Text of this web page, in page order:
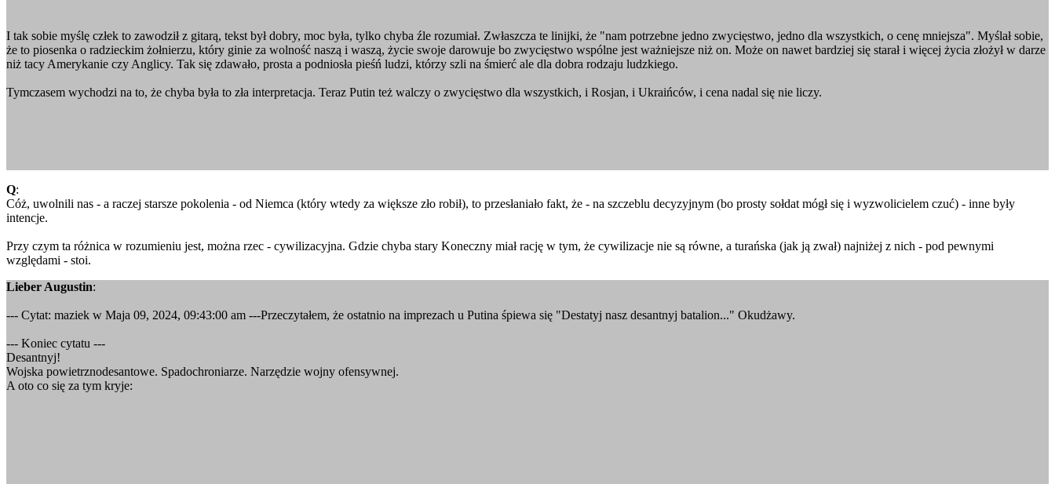
I tak sobie myślę człek to zawodził z gitarą, tekst był dobry, moc była, tylko chyba źle rozumiał. Zwłaszcza te linijki, że "nam potrzebne jedno zwycięstwo, jedno dla wszystkich, o cenę mniejsza". Myślał sobie,
że to piosenka o radzieckim żołnierzu, który ginie za wolność naszą i waszą, życie swoje darowuje bo zwycięstwo wspólne jest ważniejsze niż on. Może on nawet bardziej się starał i więcej życia złożył w darze
niż tacy Amerykanie czy Anglicy. Tak się zdawało, prosta a podniosła pieśń ludzi, którzy szli na śmierć ale dla dobra rodzaju ludzkiego.
Tymczasem wychodzi na to, że chyba była to zła interpretacja. Teraz Putin też walczy o zwycięstwo dla wszystkich, i Rosjan, i Ukraińców, i cena nadal się nie liczy.
Q:
Cóż, uwolnili nas - a raczej starsze pokolenia - od Niemca (który wtedy za większe zło robił), to przesłaniało fakt, że - na szczeblu decyzyjnym (bo prosty sołdat mógł się i wyzwolicielem czuć) - inne były
intencje.
Przy czym ta różnica w rozumieniu jest, można rzec - cywilizacyjna. Gdzie chyba stary Koneczny miał rację w tym, że cywilizacje nie są równe, a turańska (jak ją zwał) najniżej z nich - pod pewnymi
względami - stoi.
Lieber Augustin:
--- Cytat: maziek w Maja 09, 2024, 09:43:00 am ---Przeczytałem, że ostatnio na imprezach u Putina śpiewa się "Destatyj nasz desantnyj batalion..." Okudżawy.
--- Koniec cytatu ---
Desantnyj!
Wojska powietrznodesantowe. Spadochroniarze. Narzędzie wojny ofensywnej.
A oto co się za tym kryje: